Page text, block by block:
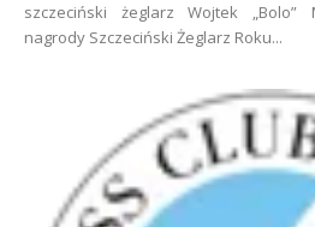
szczeciński żeglarz Wojtek „Bolo”
nagrody Szczeciński Żeglarz Roku...